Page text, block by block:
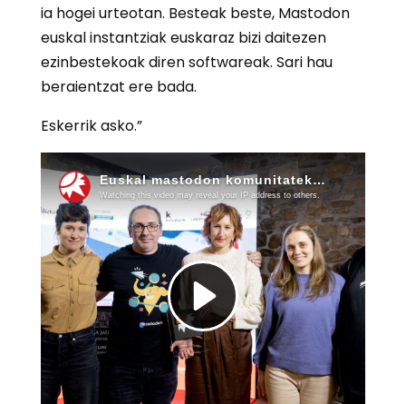
ia hogei urteotan. Besteak beste, Mastodon
euskal instantziak euskaraz bizi daitezen
ezinbestekoak diren softwareak. Sari hau
beraientzat ere bada.
Eskerrik asko.”